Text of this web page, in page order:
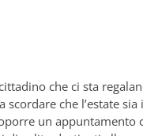
che ci sta
scordare che l’estate
un appuntamento